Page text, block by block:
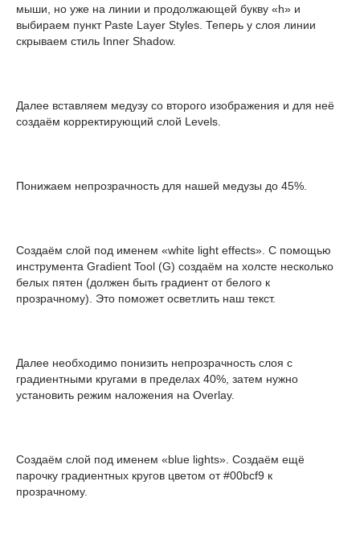
мыши, но уже на линии и продолжающей букву «h» и
выбираем пункт Paste Layer Styles. Теперь у слоя линии
скрываем стиль Inner Shadow.
Далее вставляем медузу со второго изображения и для неё
создаём корректирующий слой Levels.
Понижаем непрозрачность для нашей медузы до 45%.
Создаём слой под именем «white light effects». С помощью
инструмента Gradient Tool (G) создаём на холсте несколько
белых пятен (должен быть градиент от белого к
прозрачному). Это поможет осветлить наш текст.
Далее необходимо понизить непрозрачность слоя с
градиентными кругами в пределах 40%, затем нужно
установить режим наложения на Overlay.
Создаём слой под именем «blue lights». Создаём ещё
парочку градиентных кругов цветом от #00bcf9 к
прозрачному.